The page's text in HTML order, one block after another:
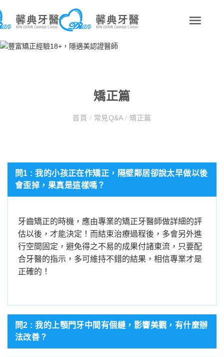
矯正篇
首頁 / 常見Q&A/ 矯正篇
問1 : 我的小孩正在作矯正，隔壁鄰居卻說太早做以後
會歪掉，果真是這樣嗎？
牙齒矯正的時機，應由專業的矯正牙醫師做詳細的評
估以後，才能決定！而結束治療過程後，多會另外進
行空間固定，避免得之不易的成果付諸東流，只要配
合牙醫的指示，多可維持不錯的結果，相信專業才是
正確的！
問2 : 我的上顎門牙中間有個縫，影響美觀，有什麼辦
法改善？